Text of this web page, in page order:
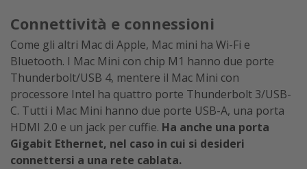
Connettività e connessioni
Come gli altri Mac di Apple, Mac mini ha Wi-Fi e
Bluetooth. I Mac Mini con chip M1 hanno due porte
Thunderbolt/USB 4, mentere il Mac Mini con
processore Intel ha quattro porte Thunderbolt 3/USB-
C. Tutti i Mac Mini hanno due porte USB-A, una porta
HDMI 2.0 e un jack per cuffie. Ha anche una porta
Gigabit Ethernet, nel caso in cui si desideri
connettersi a una rete cablata.